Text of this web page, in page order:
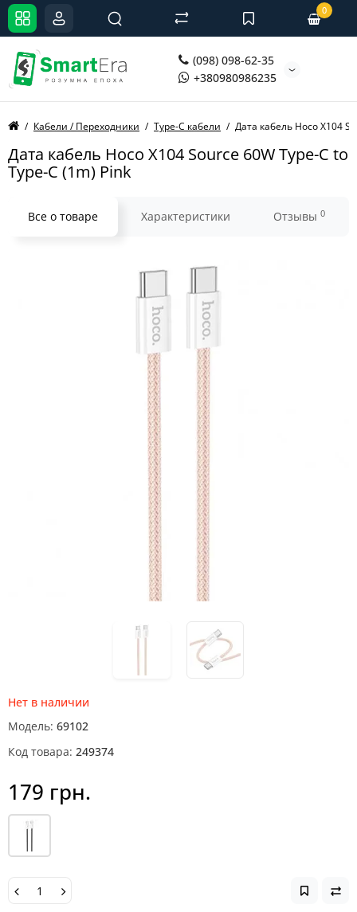
(098) 098-62-35
+380980986235
0
Кабели / Переходники Type-C кабели Дата кабель Hoco X104
Дата кабель Hoco X104 Source 60W Type-C to
Type-C (1m) Pink
Все о товаре Характеристики Отзывы 0
Нет в наличии
Модель: 69102
Код товара: 249374
179 грн.